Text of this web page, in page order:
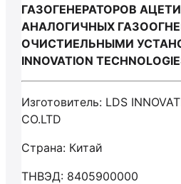
ГАЗОГЕНЕРАТОРОВ
АНАЛОГИЧНЫХ
ОЧИСТИЕЛЬНЫМИ
INNOVATION
Изготовитель: LDS
CO.LTD
Страна: Китай
ТНВЭД: 8405900000